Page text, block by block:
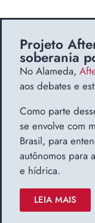
Projeto
soberania
No Alameda,
aos debates e
Como parte
se envolve com
Brasil, para
autônomos para
e hídrica.
LEIA MAIS